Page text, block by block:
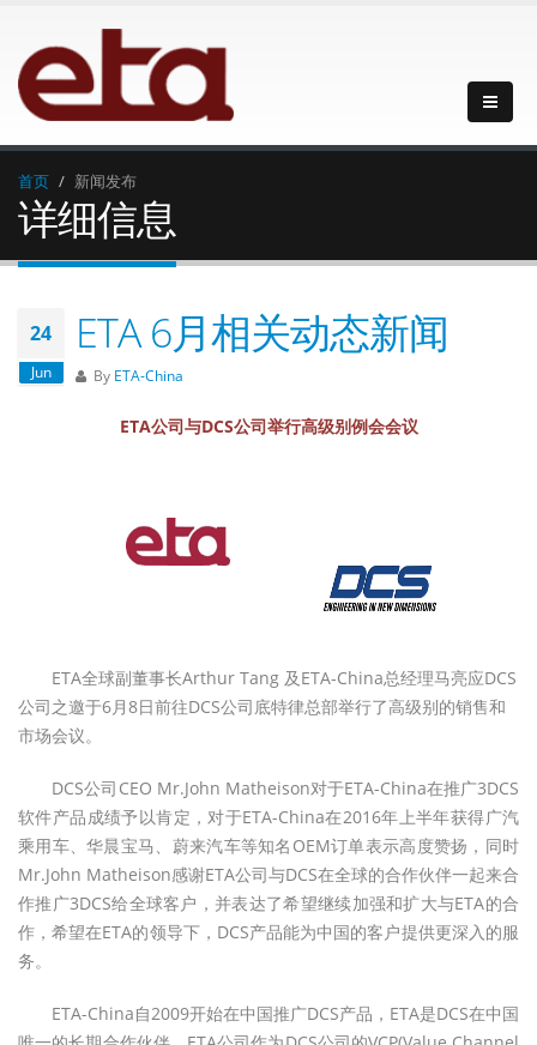
首页 新闻发布
详细信息
24
Jun
ETA 6月相关动态新闻
By ETA-China
ETA公司与DCS公司举行高级别例会会议
ETA全球副董事长Arthur Tang 及ETA-China总经理马亮应DCS
公司之邀于6月8日前往DCS公司底特律总部举行了高级别的销售和
市场会议。
DCS公司CEO Mr.John Matheison对于ETA-China在推广3DCS
软件产品成绩予以肯定，对于ETA-China在2016年上半年获得广汽
乘用车、华晨宝马、蔚来汽车等知名OEM订单表示高度赞扬，同时
Mr.John Matheison感谢ETA公司与DCS在全球的合作伙伴一起来合
作推广3DCS给全球客户，并表达了希望继续加强和扩大与ETA的合
作，希望在ETA的领导下，DCS产品能为中国的客户提供更深入的服
务。
ETA-China自2009开始在中国推广DCS产品，ETA是DCS在中国